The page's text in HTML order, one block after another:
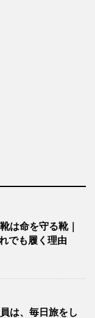
は命を守る靴｜
でも履く理由
は、毎日旅をし